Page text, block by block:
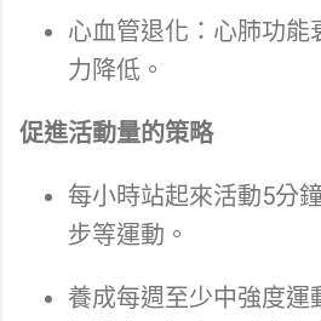
心血管退化：心肺功能
力降低。
促進活動量的策略
每小時站起來活動5分
步等運動。
養成每週至少中強度運